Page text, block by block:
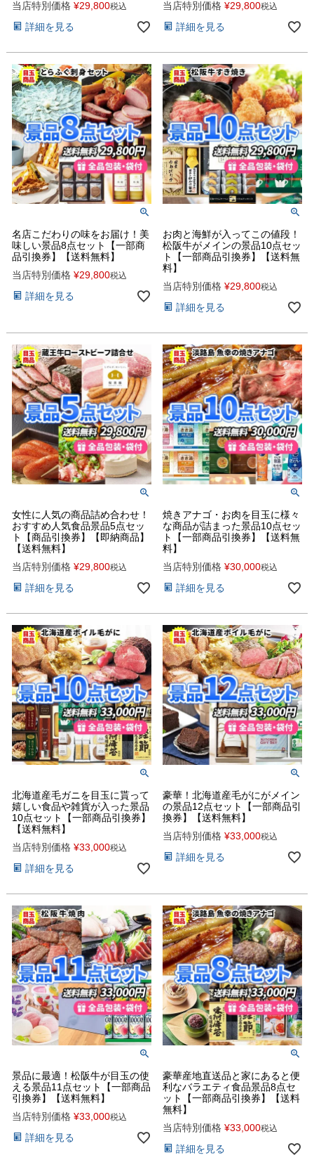
当店特別価格 ¥29,800税込
詳細を見る
当店特別価格 ¥29,800税込
詳細を見る
名店こだわりの味をお届け！美
味しい景品8点セット【一部商
品引換券】【送料無料】
当店特別価格 ¥29,800税込
詳細を見る
お肉と海鮮が入ってこの値段！
松阪牛がメインの景品10点セッ
ト【一部商品引換券】【送料無
料】
当店特別価格 ¥29,800税込
詳細を見る
女性に人気の商品詰め合わせ！
おすすめ人気食品景品5点セッ
ト【商品引換券】【即納商品】
【送料無料】
当店特別価格 ¥29,800税込
詳細を見る
焼きアナゴ・お肉を目玉に様々
な商品が詰まった景品10点セッ
ト【一部商品引換券】【送料無
料】
当店特別価格 ¥30,000税込
詳細を見る
北海道産毛ガニを目玉に貰って
嬉しい食品や雑貨が入った景品
10点セット【一部商品引換券】
【送料無料】
当店特別価格 ¥33,000税込
詳細を見る
豪華！北海道産毛がにがメイン
の景品12点セット【一部商品引
換券】【送料無料】
当店特別価格 ¥33,000税込
詳細を見る
景品に最適！松阪牛が目玉の使
える景品11点セット【一部商品
引換券】【送料無料】
当店特別価格 ¥33,000税込
詳細を見る
豪華産地直送品と家にあると便
利なバラエティ食品景品8点セ
ット【一部商品引換券】【送料
無料】
当店特別価格 ¥33,000税込
詳細を見る